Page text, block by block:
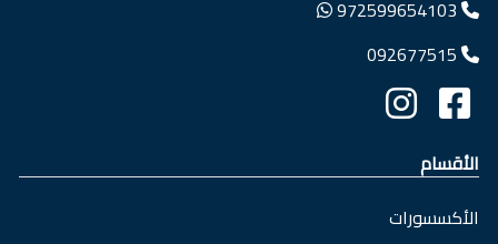
972599654103
092677515
الأقسام
الأكسسورات